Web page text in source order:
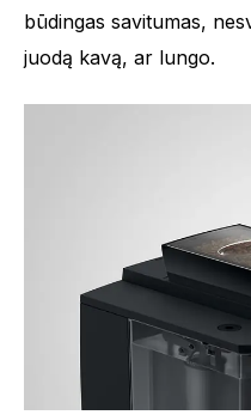
būdingas savitumas,
juodą kavą, ar lungo.